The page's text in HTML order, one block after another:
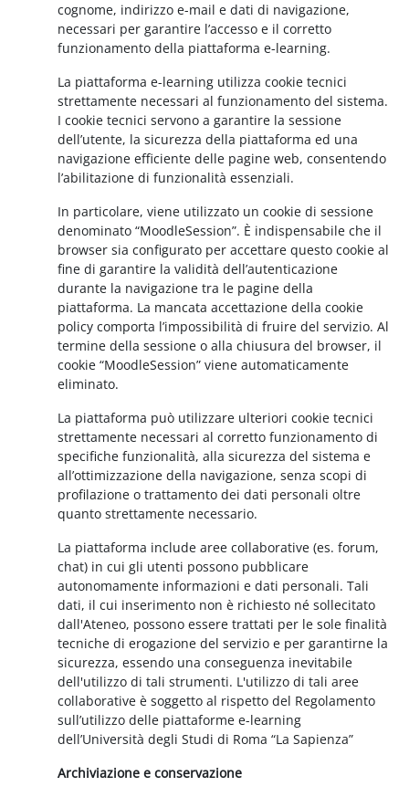
cognome, indirizzo e-mail e dati di navigazione,
necessari per garantire l’accesso e il corretto
funzionamento della piattaforma e-learning.
La piattaforma e-learning utilizza cookie tecnici
strettamente necessari al funzionamento del sistema.
I cookie tecnici servono a garantire la sessione
dell’utente, la sicurezza della piattaforma ed una
navigazione efficiente delle pagine web, consentendo
l’abilitazione di funzionalità essenziali.
In particolare, viene utilizzato un cookie di sessione
denominato “MoodleSession”. È indispensabile che il
browser sia configurato per accettare questo cookie al
fine di garantire la validità dell’autenticazione
durante la navigazione tra le pagine della
piattaforma. La mancata accettazione della cookie
policy comporta l’impossibilità di fruire del servizio. Al
termine della sessione o alla chiusura del browser, il
cookie “MoodleSession” viene automaticamente
eliminato.
La piattaforma può utilizzare ulteriori cookie tecnici
strettamente necessari al corretto funzionamento di
specifiche funzionalità, alla sicurezza del sistema e
all’ottimizzazione della navigazione, senza scopi di
profilazione o trattamento dei dati personali oltre
quanto strettamente necessario.
La piattaforma include aree collaborative (es. forum,
chat) in cui gli utenti possono pubblicare
autonomamente informazioni e dati personali. Tali
dati, il cui inserimento non è richiesto né sollecitato
dall'Ateneo, possono essere trattati per le sole finalità
tecniche di erogazione del servizio e per garantirne la
sicurezza, essendo una conseguenza inevitabile
dell'utilizzo di tali strumenti. L'utilizzo di tali aree
collaborative è soggetto al rispetto del Regolamento
sull’utilizzo delle piattaforme e-learning
dell’Università degli Studi di Roma “La Sapienza”
Archiviazione e conservazione